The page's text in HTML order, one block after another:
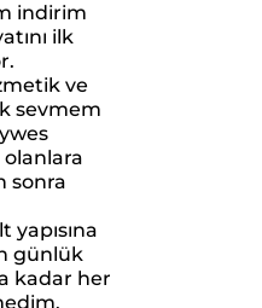
yeniden
yönlendirecektir.
indirim
ilk
ve
sevmem
sonra
yapısına
günlük
kadar her